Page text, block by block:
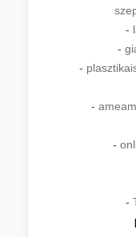
-
-
-
-
-
-